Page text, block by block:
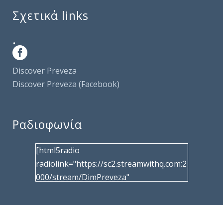
Σχετικά links
.
Discover Preveza
Discover Preveza (Facebook)
Ραδιοφωνία
[html5radio
radiolink="https://sc2.streamwithq.com:2
000/stream/DimPreveza"